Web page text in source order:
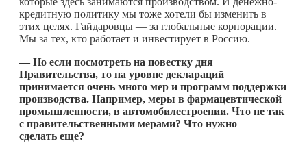
кредитную политику мы тоже хотели бы изменить в
этих целях. Гайдаровцы — за глобальные корпорации.
Мы за тех, кто работает и инвестирует в Россию.
— Но если посмотреть на повестку дня
Правительства, то на уровне деклараций
принимается очень много мер и программ поддержки
производства. Например, меры в фармацевтической
промышленности, в автомобилестроении. Что не так
с правительственными мерами? Что нужно
сделать еще?